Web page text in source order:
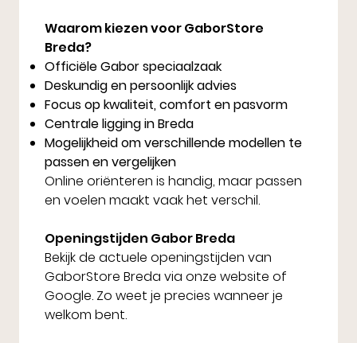
Waarom kiezen voor GaborStore
Breda?
Officiële Gabor speciaalzaak
Deskundig en persoonlijk advies
Focus op kwaliteit, comfort en pasvorm
Centrale ligging in Breda
Mogelijkheid om verschillende modellen te
passen en vergelijken
Online oriënteren is handig, maar passen
en voelen maakt vaak het verschil.
Openingstijden Gabor Breda
Bekijk de actuele openingstijden van
GaborStore Breda via onze website of
Google. Zo weet je precies wanneer je
welkom bent.